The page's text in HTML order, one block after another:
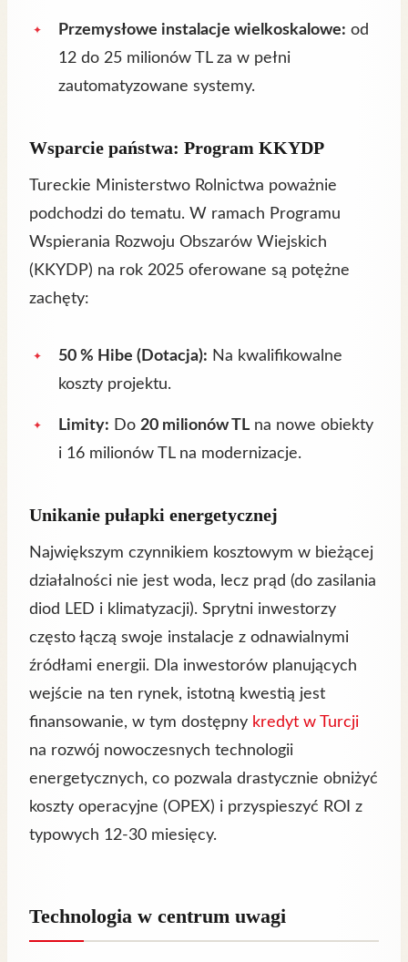
Przemysłowe instalacje wielkoskalowe: od
12 do 25 milionów TL za w pełni
zautomatyzowane systemy.
Wsparcie państwa: Program KKYDP
Tureckie Ministerstwo Rolnictwa poważnie
podchodzi do tematu. W ramach Programu
Wspierania Rozwoju Obszarów Wiejskich
(KKYDP) na rok 2025 oferowane są potężne
zachęty:
50 % Hibe (Dotacja): Na kwalifikowalne
koszty projektu.
Limity: Do 20 milionów TL na nowe obiekty
i 16 milionów TL na modernizacje.
Unikanie pułapki energetycznej
Największym czynnikiem kosztowym w bieżącej
działalności nie jest woda, lecz prąd (do zasilania
diod LED i klimatyzacji). Sprytni inwestorzy
często łączą swoje instalacje z odnawialnymi
źródłami energii. Dla inwestorów planujących
wejście na ten rynek, istotną kwestią jest
finansowanie, w tym dostępny kredyt w Turcji
na rozwój nowoczesnych technologii
energetycznych, co pozwala drastycznie obniżyć
koszty operacyjne (OPEX) i przyspieszyć ROI z
typowych 12-30 miesięcy.
Technologia w centrum uwagi